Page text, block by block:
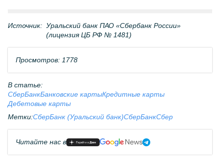
Источник: Уральский банк ПАО «Сбербанк России»
(лицензия ЦБ РФ № 1481)
Просмотров: 1778
В статье:
СберБанкБанковские картыКредитные карты
Дебетовые карты
Метки:СберБанк (Уральский банк)СберБанкСбер
Читайте нас в